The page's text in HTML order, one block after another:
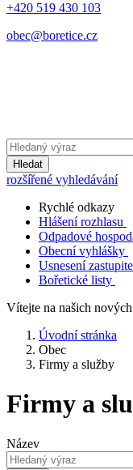
+420 519 430 103
obec@boretice.cz
Hledat
rozšířené vyhledávání
Rychlé odkazy
Hlášení rozhlasu
Odpadové
Obecní vyhlášky
Usnesení
Bořetické listy
Vítejte na našich
Úvodní stránka
Obec
Firmy a služby
Firmy a
Název